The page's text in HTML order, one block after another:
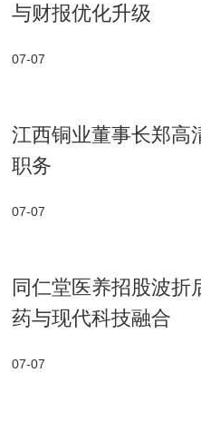
与财报优化升级
07-07
江西铜业董事长郑高
职务
07-07
同仁堂医养招股波折
药与现代科技融合
07-07